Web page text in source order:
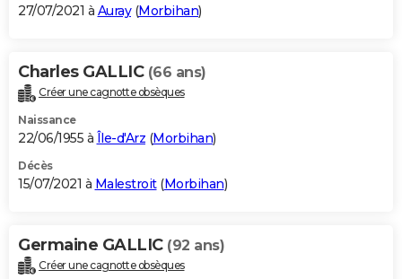
27/07/2021 à Auray(Morbihan)
Charles GALLIC (66 ans)
Créer une cagnotte obsèques
Naissance
22/06/1955 à Île-d'Arz (Morbihan)
Décès
15/07/2021 à Malestroit(Morbihan)
Germaine GALLIC (92 ans)
Créer une cagnotte obsèques